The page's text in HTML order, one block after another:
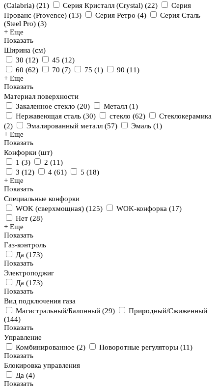
(Calabria) (21) Серия Кристалл (Crystal) (22)
Серия
Прованс (Provence) (13) Серия Ретро (4)
Серия Сталь
(Steel Pro) (3)
+ Еще
Показать
Ширина (см)
30 (12) 45 (12)
60 (62) 70 (7) 75 (1) 90 (11)
+ Еще
Показать
Материал поверхности
Закаленное стекло (20) Металл (1)
Нержавеющая сталь (30) стекло (62)
Стеклокерамика
(2) Эмалированный металл (57) Эмаль (1)
+ Еще
Показать
Конфорки (шт)
1 (3) 2 (11)
3 (12) 4 (61) 5 (18)
+ Еще
Показать
Специальные конфорки
WOK (сверхмощная) (125) WOK-конфорка (17)
Нет (28)
+ Еще
Показать
Газ-контроль
Да (173)
Показать
Электроподжиг
Да (173)
Показать
Вид подключения газа
Магистральный/Балонный (29)
Природный/Сжиженный
(144)
Показать
Управление
Комбинированное (2) Поворотные регуляторы (11)
Показать
Блокировка управления
Да (4)
Показать